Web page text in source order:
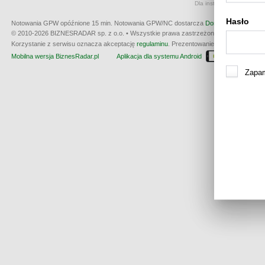
Dla instrumentów
Notowania GPW opóźnione 15 min. Notowania GPW/NC dostarcza Dom Maklerski BDM
© 2010-2026 BIZNESRADAR sp. z o.o. • Wszystkie prawa zastrzeżone • produkcja:
Korzystanie z serwisu oznacza akceptację regulaminu . Prezentowanie kwotowania nie
Mobilna wersja BiznesRadar.pl
Aplikacja dla systemu Android
Hasło